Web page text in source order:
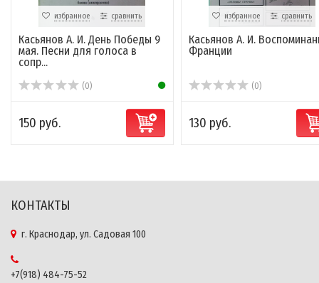
избранное сравнить
Касьянов А. И. День Победы 9
мая. Песни для голоса в
сопр...
(0)
150 руб.
избранное сравнить
Касьянов А. И.
Франции
(0)
130 руб.
КОНТАКТЫ
г. Краснодар, ул. Садовая 100
+7(918) 484-75-52